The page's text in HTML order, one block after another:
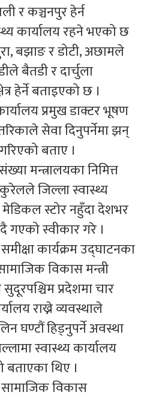
र कञ्चनपुर हेर्न
कार्यालय रहने भएको छ
बझाङ र डोटी, अछामले
बैतडी र दार्चुला
हेर्ने बताइएको छ ।
प्रमुख डाक्टर भूषण
सेवा दिनुपर्नेमा झन्
बताए ।
मन्त्रालयका निमित्त
जिल्ला स्वास्थ्य
मेडिकल स्टोर नहुँदा देशभर
स्वीकार गरे ।
कार्यक्रम उद्घाटनका
विकास मन्त्री
सुदूरपश्चिम प्रदेशमा चार
राख्ने व्यवस्थाले
घण्टौं हिड्नुपर्ने अवस्था
स्वास्थ्य कार्यालय
बताएका थिए ।
सामाजिक विकास